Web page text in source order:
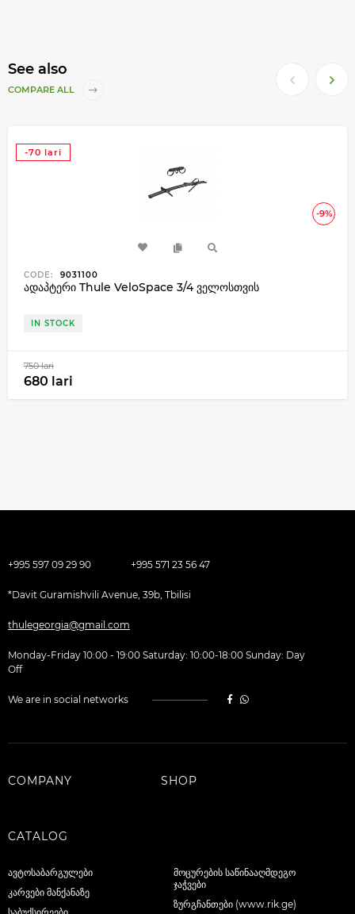
See also
COMPARE ALL
-9%
-70 lari
CODE: 9031100
ადაპტერი Thule VeloSpace 3/4 ველოსთვის
IN STOCK
750 lari
680 lari
+995 597 09 29 90 +995 571 23 56 47
*Davit Guramishvili Avenue, 39b, Tbilisi
thulegeorgia@gmail.com
Monday-Friday 10:00 - 19:00 Saturday: 10:00-18:00 Sunday: Day
Off
We are in social networks
COMPANY SHOP
CATALOG
ავტოსაბარგულები
კარვები მანქანაზე
მოცურების საწინააღმდეგო
ჯაჭვები
ზურგჩანთები (www.rik.ge)